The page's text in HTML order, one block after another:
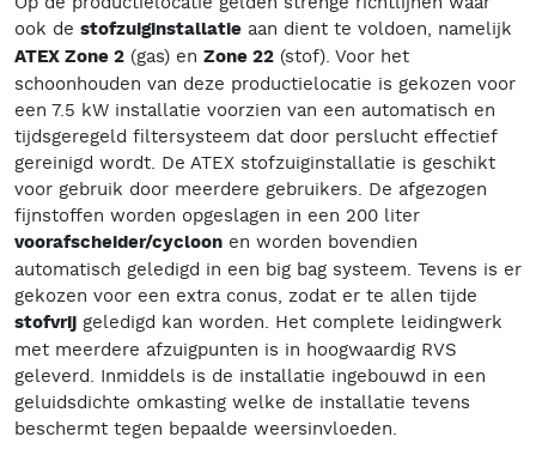
ook de stofzuiginstallatie aan dient te voldoen, namelijk
ATEX Zone 2 (gas) en Zone 22 (stof). Voor het
schoonhouden van deze productielocatie is gekozen voor
een 7.5 kW installatie voorzien van een automatisch en
tijdsgeregeld filtersysteem dat door perslucht effectief
gereinigd wordt. De ATEX stofzuiginstallatie is geschikt
voor gebruik door meerdere gebruikers. De afgezogen
fijnstoffen worden opgeslagen in een 200 liter
voorafscheider/cycloon en worden bovendien
automatisch geledigd in een big bag systeem. Tevens is er
gekozen voor een extra conus, zodat er te allen tijde
stofvrij geledigd kan worden. Het complete leidingwerk
met meerdere afzuigpunten is in hoogwaardig RVS
geleverd. Inmiddels is de installatie ingebouwd in een
geluidsdichte omkasting welke de installatie tevens
beschermt tegen bepaalde weersinvloeden.